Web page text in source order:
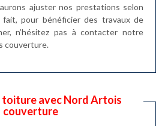
ajuster nos prestations selon
pour bénéficier des travaux de
n’hésitez pas à contacter notre
couverture.
toiture avec Nord Artois
couverture